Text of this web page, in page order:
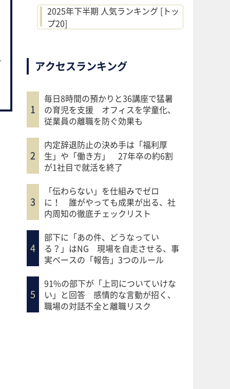
2025年下半期 人気ランキング [トッ
プ20]
アクセスランキング
毎日8時間の預かりと36講座で猛暑
の育児を支援 オフィスを学童化、
従業員の離職を防ぐ効果も
内定辞退防止の決め手は「福利厚
生」や「働き方」 27年卒の約6割
が1社目で就活を終了
「伝わらない」を仕組みでゼロ
に！ 誰がやっても成果が出る、社
内周知の徹底チェックリスト
部下に「あの件、どうなってい
る？」はNG 現場を自走させる、事
実ベースの「報告」3つのルール
91%の部下が「上司についていけな
い」と回答 感情的な言動が招く、
職場の対話不全と離職リスク